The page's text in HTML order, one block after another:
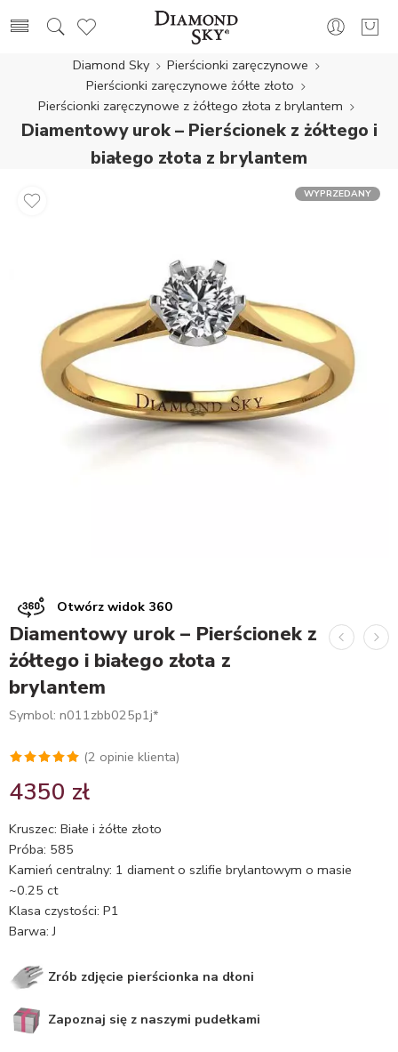
Diamond Sky
Pierścionki zaręczynowe
Pierścionki zaręczynowe żółte złoto
Pierścionki zaręczynowe z żółtego złota z brylantem
Diamentowy urok – Pierścionek z żółtego i
białego złota z brylantem
WYPRZEDANY
Otwórz widok 360
Diamentowy urok – Pierścionek z
żółtego i białego złota z
brylantem
Symbol: n011zbb025p1j*
5.00na 5
podstawie
(2 opinie klienta)
4350 zł
Kruszec: Białe i żółte złoto
Próba: 585
Kamień centralny: 1 diament o szlifie brylantowym o masie
~0.25 ct
Klasa czystości: P1
Barwa: J
Zrób zdjęcie pierścionka na dłoni
Zapoznaj się z naszymi pudełkami